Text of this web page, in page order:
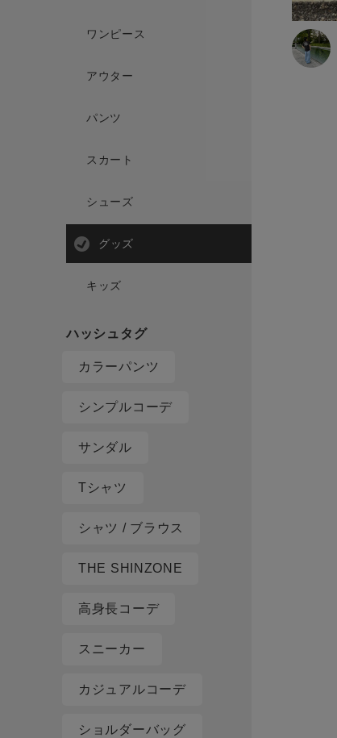
ワンピース
アウター
パンツ
スカート
シューズ
グッズ
キッズ
カラーパンツ
シンプルコーデ
サンダル
Tシャツ
シャツ / ブラウス
THE SHINZONE
高身長コーデ
スニーカー
カジュアルコーデ
ショルダーバッグ